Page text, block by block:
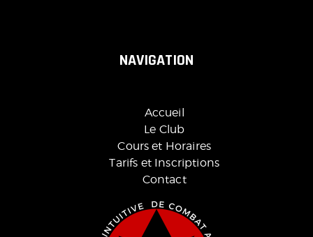
NAVIGATION
Accueil
Le Club
Cours et Horaires
Tarifs et Inscriptions
Contact